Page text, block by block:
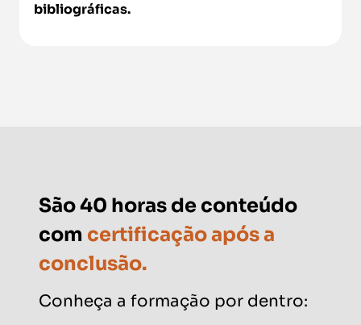
bibliográficas.
São 40 horas de conteúdo
com certificação após a
conclusão.
Conheça a formação por dentro: